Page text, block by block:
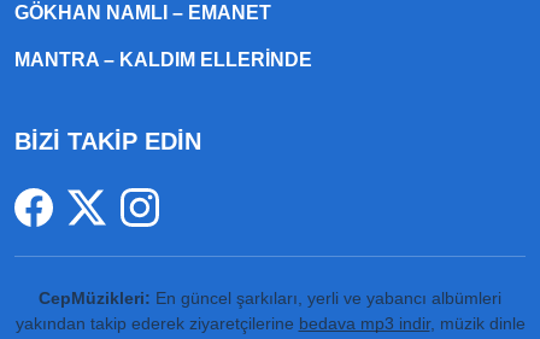
GÖKHAN NAMLI – EMANET
MANTRA – KALDIM ELLERINDE
BİZİ TAKİP EDİN
CepMüzikleri: En güncel şarkıları, yerli ve yabancı albümleri
yakından takip ederek ziyaretçilerine bedava mp3 indir, müzik dinle